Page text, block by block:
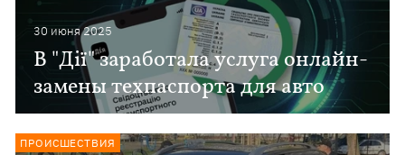
30 июня 2025
В "Дії" заработала услуга онлайн-
замены техпаспорта для авто
ПРОИСШЕСТВИЯ